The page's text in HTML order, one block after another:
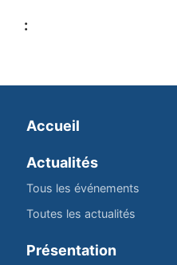
:
Accueil
Actualités
Tous les événements
Toutes les actualités
Présentation